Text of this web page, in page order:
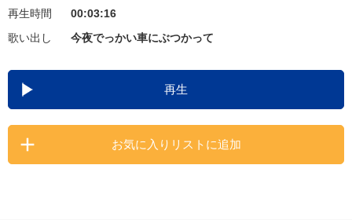
お知らせ よくあるご質問
DAMの新曲・ランキングなど
カラオケ最新情報をチェック！
再生時間
00:03:16
歌い出し
今夜でっかい車にぶつかって
再生
お気に入りリストに追加